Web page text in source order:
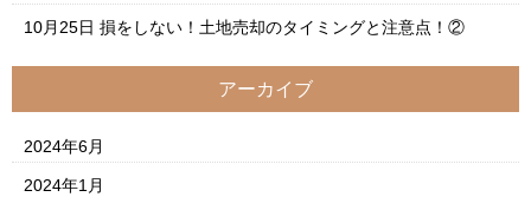
10月25日 損をしない！土地売却のタイミングと注意点！②
アーカイブ
2024年6月
2024年1月